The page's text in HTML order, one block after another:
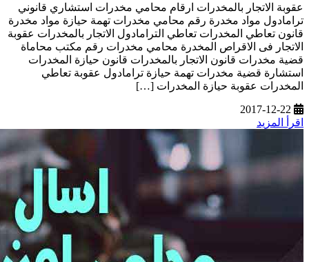
عقوبة الاتجار بالمخدرات ارقام محامي مخدرات استشاري قانوني
ترامادول مواد مخدرة رقم محامي مخدرات تهمة حيازة مواد مخدرة
قانون تعاطي المخدرات تعاطي الترامادول الاتجار بالمخدرات عقوبة
الاتجار فى الاقراص المخدرة محامي مخدرات رقم مكتب محاماة
قضية مخدرات قانون الاتجار بالمخدرات قانون حيازة المخدرات
استشارة قضية مخدرات تهمة حيازة ترامادول عقوبة تعاطي
المخدرات عقوبة حيازة المخدرات […]
2017-12-22
اقرأ المزيد